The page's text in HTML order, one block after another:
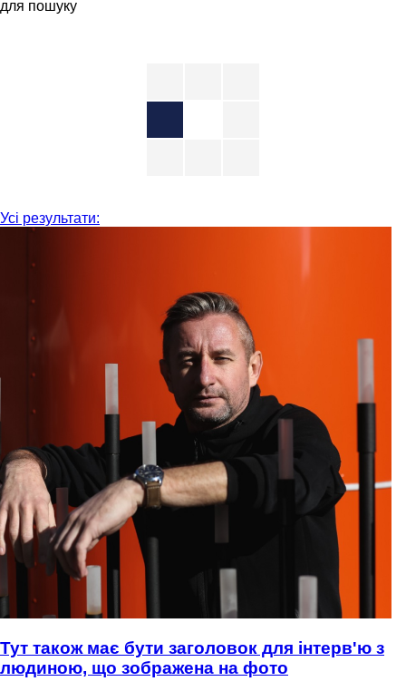
для пошуку
Усі результати:
Тут також має бути заголовок для інтерв'ю з
людиною, що зображена на фото